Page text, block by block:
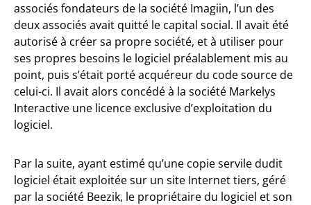
associés fondateurs de la société Imagiin, l’un des
deux associés avait quitté le capital social. Il avait été
autorisé à créer sa propre société, et à utiliser pour
ses propres besoins le logiciel préalablement mis au
point, puis s’était porté acquéreur du code source de
celui-ci. Il avait alors concédé à la société Markelys
Interactive une licence exclusive d’exploitation du
logiciel.
Par la suite, ayant estimé qu’une copie servile dudit
logiciel était exploitée sur un site Internet tiers, géré
par la société Beezik, le propriétaire du logiciel et son